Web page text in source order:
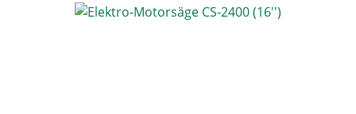
Bildergalerie überspringen